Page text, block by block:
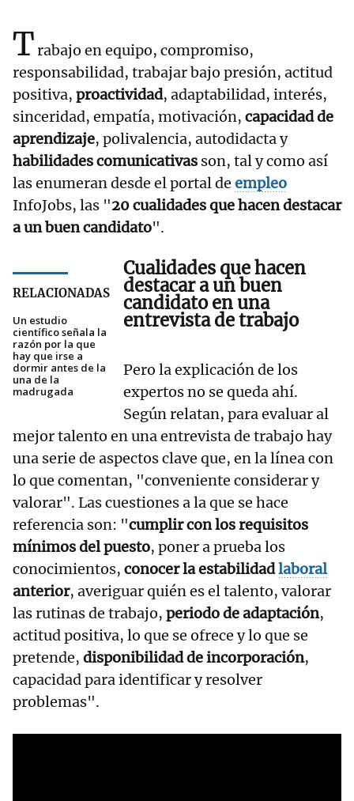
Trabajo en equipo, compromiso,
responsabilidad, trabajar bajo presión, actitud
positiva, proactividad, adaptabilidad, interés,
sinceridad, empatía, motivación, capacidad de
aprendizaje, polivalencia, autodidacta y
habilidades comunicativas son, tal y como así
las enumeran desde el portal de empleo
InfoJobs, las "20 cualidades que hacen destacar
a un buen candidato".
RELACIONADAS
Un estudio
científico señala la
razón por la que
hay que irse a
dormir antes de la
una de la
madrugada
Cualidades que hacen
destacar a un buen
candidato en una
entrevista de trabajo
Pero la explicación de los
expertos no se queda ahí.
Según relatan, para evaluar al
mejor talento en una entrevista de trabajo hay
una serie de aspectos clave que, en la línea con
lo que comentan, "conveniente considerar y
valorar". Las cuestiones a la que se hace
referencia son: "cumplir con los requisitos
mínimos del puesto, poner a prueba los
conocimientos, conocer la estabilidadlaboral
anterior, averiguar quién es el talento, valorar
las rutinas de trabajo, periodo de adaptación,
actitud positiva, lo que se ofrece y lo que se
pretende, disponibilidad de incorporación,
capacidad para identificar y resolver
problemas".